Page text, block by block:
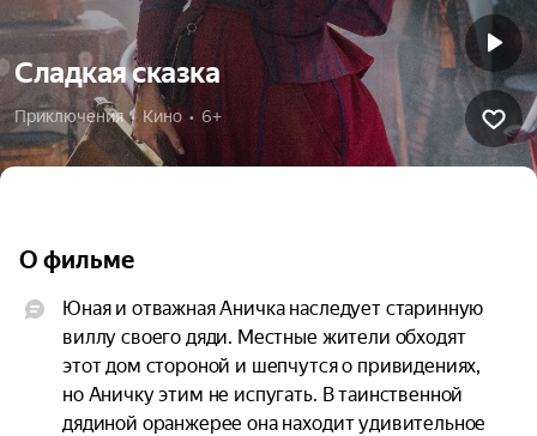
Сладкая сказка
Приключения  •  Кино  •  6+
О фильме
Юная и отважная Аничка наследует старинную
виллу своего дяди. Местные жители обходят
этот дом стороной и шепчутся о привидениях,
но Аничку этим не испугать. В таинственной
дядиной оранжерее она находит удивительное